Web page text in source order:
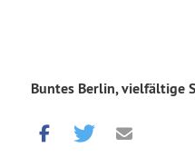
Buntes Berlin, vielfältige